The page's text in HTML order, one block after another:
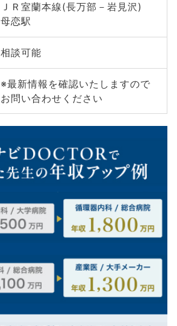
ＪＲ室蘭本線(長万部－岩見沢)
母恋駅
相談可能
※最新情報を確認いたしますので
お問い合わせください